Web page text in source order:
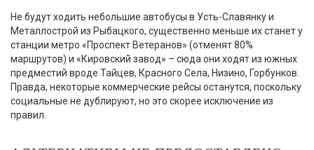
Не будут ходить небольшие автобусы в Усть-Славянку и
Металлострой из Рыбацкого, существенно меньше их станет у
станции метро «Проспект Ветеранов» (отменят 80%
маршрутов) и «Кировский завод» – сюда они ходят из южных
предместий вроде Тайцев, Красного Села, Низино, Горбунков.
Правда, некоторые коммерческие рейсы останутся, поскольку
социальные не дублируют, но это скорее исключение из
правил.